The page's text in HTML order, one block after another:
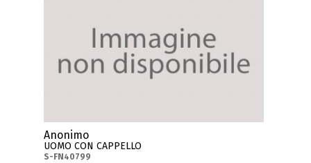
Anonimo
UOMO CON CAPPELLO
S-FN40799